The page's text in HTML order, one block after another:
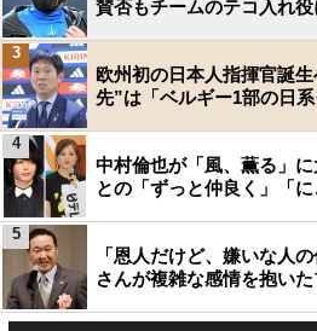
賛否もチームのテコ入れ
欧州初の日本人指揮官誕
先”は「ベルギー1部の日
3
中村倫也が「風、薫る」
との「ずっと仲良く」「
4
「恩人だけど、嫌いな人
さんが複雑な感情を抱い
5